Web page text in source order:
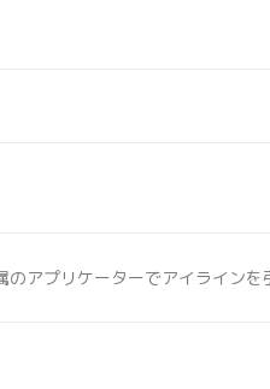
アプリケーターでアイライン